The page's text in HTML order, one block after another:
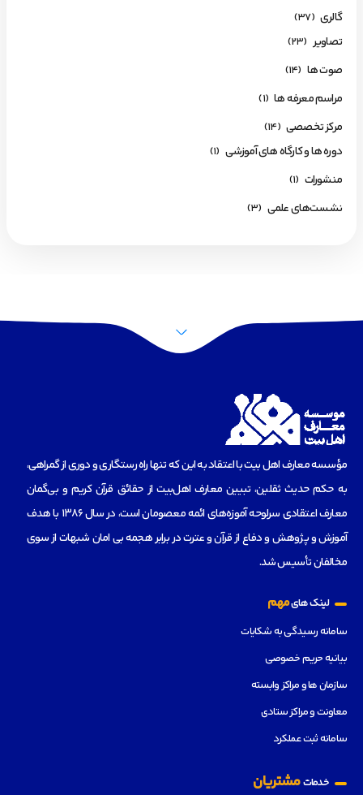
گالری (37)
تصاویر (23)
صوت ها (14)
مراسم معرفه ها (1)
مرکز تخصصی (14)
دوره ها و کارگاه های آموزشی (1)
منشورات (1)
نشست‌های علمی (3)
مؤسسه‌ معارف اهل بیت با اعتقاد به این که تنها راه رستگاری و دوری از گمراهی،
به حکم حدیث ثقلین، تبیین معارف اهل‌بیت از حقائق قرآن کریم و بی‌گمان
معارف اعتقادی سرلوحه آموزه‌های ائمه معصومان است، در سال 1386 با هدف
آموزش و پژوهش و دفاع از قرآن و عترت در برابر هجمه بی امان شبهات از سوی
مخالفان تأسیس شد.
لینک هایمهم
سامانه رسیدگی به شکایات
بیانیه حریم خصوصی
سازمان ها و مراکز وابسته
معاونت و مراکز ستادی
سامانه ثبت عملکرد
خدماتمشتریان